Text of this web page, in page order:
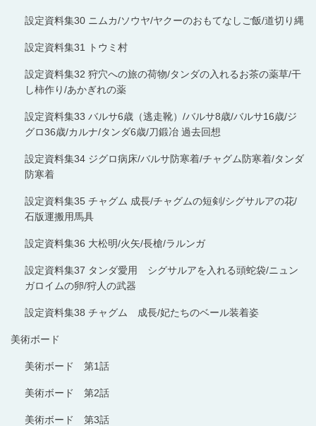
設定資料集30 ニムカ/ソウヤ/ヤクーのおもてなしご飯/道切り縄
設定資料集31 トウミ村
設定資料集32 狩穴への旅の荷物/タンダの入れるお茶の薬草/干
し柿作り/あかぎれの薬
設定資料集33 バルサ6歳（逃走靴）/バルサ8歳/バルサ16歳/ジ
グロ36歳/カルナ/タンダ6歳/刀鍛冶 過去回想
設定資料集34 ジグロ病床/バルサ防寒着/チャグム防寒着/タンダ
防寒着
設定資料集35 チャグム 成長/チャグムの短剣/シグサルアの花/
石版運搬用馬具
設定資料集36 大松明/火矢/長槍/ラルンガ
設定資料集37 タンダ愛用 シグサルアを入れる頭蛇袋/ニュン
ガロイムの卵/狩人の武器
設定資料集38 チャグム 成長/妃たちのベール装着姿
美術ボード
美術ボード 第1話
美術ボード 第2話
美術ボード 第3話